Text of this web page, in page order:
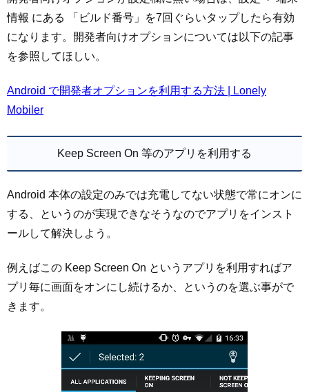
情報 にある 「ビルド番号」を7回ぐらいタップしたら有効
になります。開発者向けオプションについては以下の記事
を参照してほしい。
Android で開発者オプションを利用する方法 | Lonely
Mobiler
Keep Screen On 等のアプリを利用する
Android 本体の設定のみでは充電してない状態で常にオンに
する、というのが実現できなそうなのでアプリをインスト
ールして解決しよう。
例えばこの Keep Screen On というアプリを利用すればア
プリ毎に画面をオンにし続けるか、というのを選ぶ事がで
きます。